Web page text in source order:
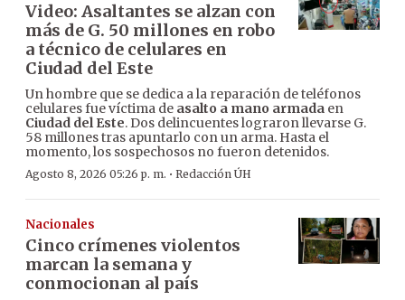
Video: Asaltantes se alzan con
más de G. 50 millones en robo
a técnico de celulares en
Ciudad del Este
Un hombre que se dedica a la reparación de teléfonos
celulares fue víctima de asalto a mano armada en
Ciudad del Este. Dos delincuentes lograron llevarse G.
58 millones tras apuntarlo con un arma. Hasta el
momento, los sospechosos no fueron detenidos.
Agosto 8, 2026 05:26 p. m. · Redacción ÚH
Nacionales
Cinco crímenes violentos
marcan la semana y
conmocionan al país